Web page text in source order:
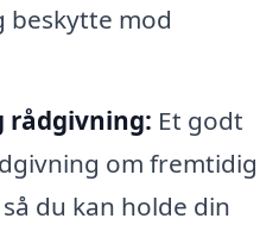
mod
rådgivning: Et godt
om fremtidig
du kan holde din